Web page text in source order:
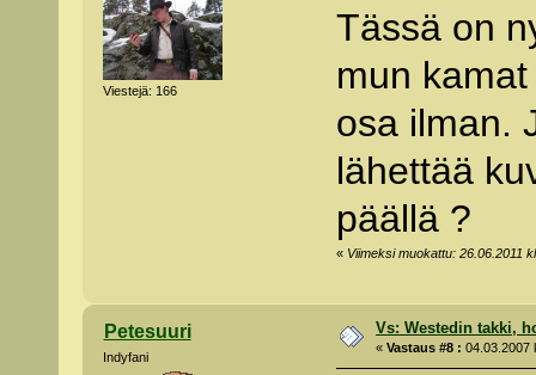
Viestejä: 166
Tässä on
mun
osa ilman.
lähettää
päällä ?
« Viimeksi muokattu: 26.06.2011
Petesuuri
Indyfani
Vs: Westedin takki,
«Vastaus #8 : 04.03.2007